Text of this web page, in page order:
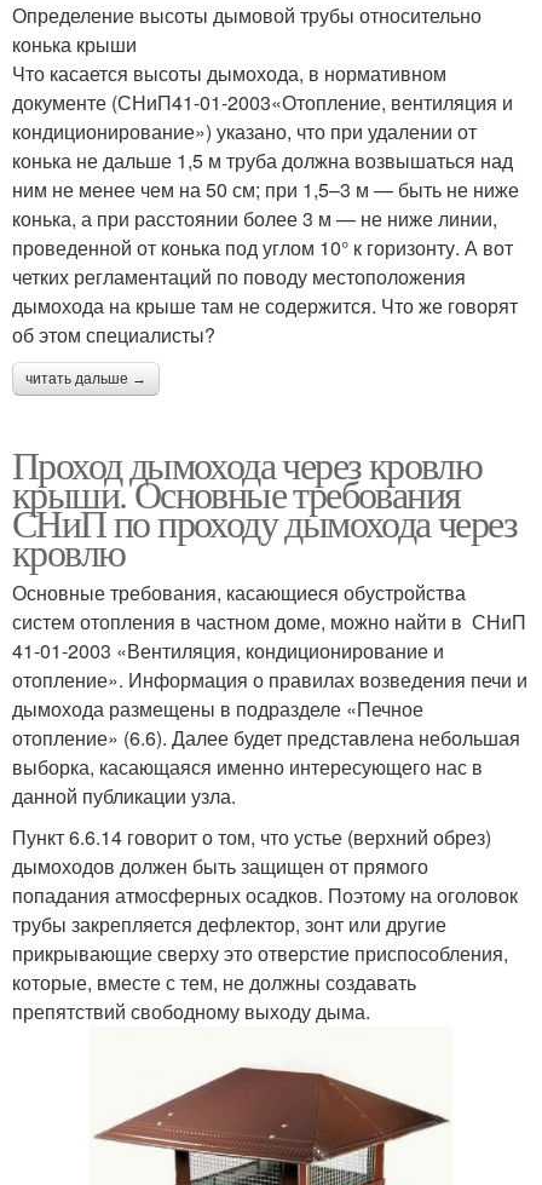
Определение высоты дымовой трубы относительно
конька крыши
Что касается высоты дымохода, в нормативном
документе (СНиП41-01-2003«Отопление, вентиляция и
кондиционирование») указано, что при удалении от
конька не дальше 1,5 м труба должна возвышаться над
ним не менее чем на 50 см; при 1,5–3 м — быть не ниже
конька, а при расстоянии более 3 м — не ниже линии,
проведенной от конька под углом 10° к горизонту. А вот
четких регламентаций по поводу местоположения
дымохода на крыше там не содержится. Что же говорят
об этом специалисты?
читать дальше →
Проход дымохода через кровлю
крыши. Основные требования
СНиП по проходу дымохода через
кровлю
Основные требования, касающиеся обустройства
систем отопления в частном доме, можно найти в СНиП
41-01-2003 «Вентиляция, кондиционирование и
отопление». Информация о правилах возведения печи и
дымохода размещены в подразделе «Печное
отопление» (6.6). Далее будет представлена небольшая
выборка, касающаяся именно интересующего нас в
данной публикации узла.
Пункт 6.6.14 говорит о том, что устье (верхний обрез)
дымоходов должен быть защищен от прямого
попадания атмосферных осадков. Поэтому на оголовок
трубы закрепляется дефлектор, зонт или другие
прикрывающие сверху это отверстие приспособления,
которые, вместе с тем, не должны создавать
препятствий свободному выходу дыма.